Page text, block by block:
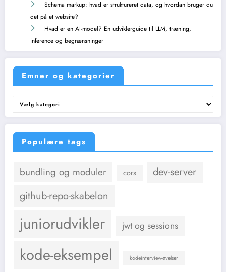
Schema markup: hvad er struktureret data, og hvordan bruger du
det på et website?
Hvad er en AI-model? En udviklerguide til LLM, træning,
inference og begrænsninger
Emner og kategorier
kategorier
Populære tags
bundling og moduler cors
dev-server
github-repo-skabelon
juniorudvikler jwt og sessions
kode-eksempel kodeinterview-øvelser